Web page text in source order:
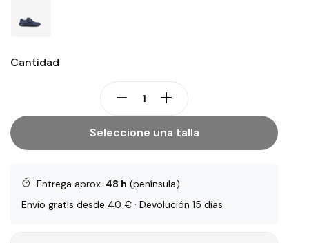
Cantidad
Seleccione una talla
Entrega aprox. 48 h (península)
Envío gratis desde 40 € · Devolución 15 días